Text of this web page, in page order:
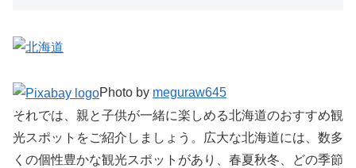
Photo by meguraw645
それでは、親と子供が一緒に楽しめる北海道のおすすめ観
光スポットをご紹介しましょう。広大な北海道には、数多
くの個性豊かな観光スポットがあり、春夏秋冬、どの季節